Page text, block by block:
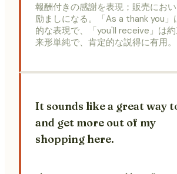
報酬付きの感謝を表現；販売にお
励ましになる。「As a thank you」
的な表現で、「you'll receive」は
来形単純で、肯定的な説得に有用。
It sounds like a great way
and get more out of my
shopping here.